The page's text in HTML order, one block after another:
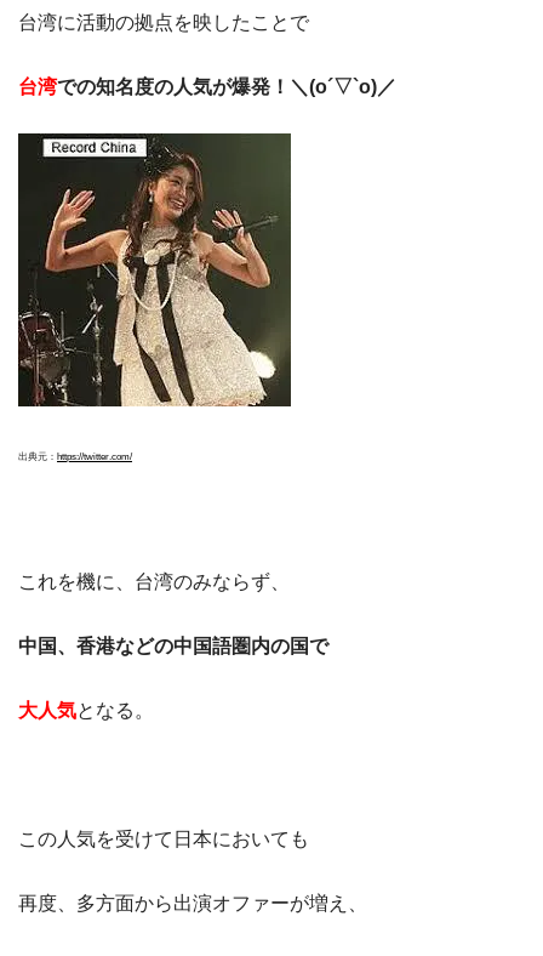
台湾に活動の拠点を映したことで
台湾での知名度の人気が爆発！＼(o´▽`o)／
出典元： https://twitter.com/
これを機に、台湾のみならず、
中国、香港などの中国語圏内の国で
大人気となる。
この人気を受けて日本においても
再度、多方面から出演オファーが増え、